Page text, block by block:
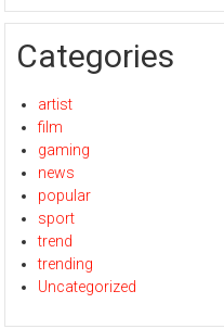
Categories
artist
film
gaming
news
popular
sport
trend
trending
Uncategorized